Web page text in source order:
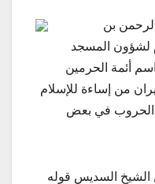
بن
لشؤون المسجد
أئمة الحرمين
من إساءة للإسلام
الحروب في بعض
الشيخ السديس قوله